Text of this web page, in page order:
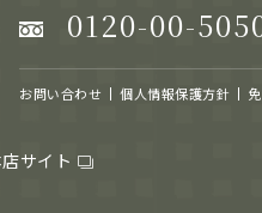
0120-00-
お問い合わせ 個人情報保護方針
サイト